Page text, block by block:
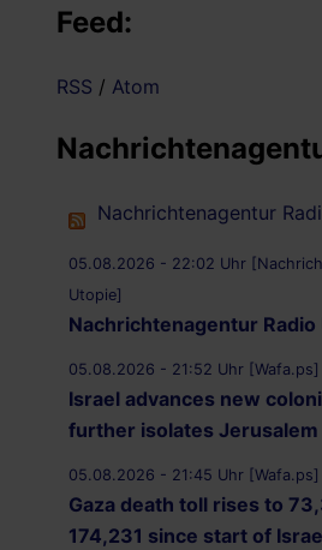
Feed:
RSS / Atom
Nachrichtenagentur
05.08.2026 - 22:02 Uhr
Utopie]
Nachrichtenagentur Radio
05.08.2026 - 21:52 Uhr [Wafa.ps]
Israel advances new
further isolates
05.08.2026 - 21:45 Uhr [Wafa.ps]
Gaza death toll rises to
174,231 since start of